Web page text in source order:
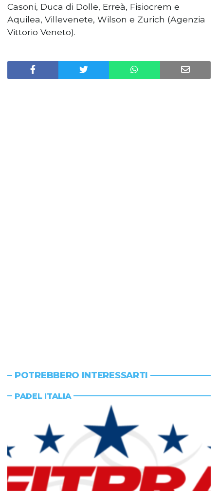
Casoni, Duca di Dolle, Erreà, Fisiocrem e
Aquilea, Villevenete, Wilson e Zurich (Agenzia
Vittorio Veneto).
POTREBBERO INTERESSARTI
PADEL ITALIA